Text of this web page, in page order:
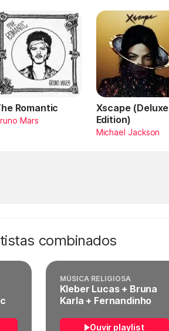
Romantic
Mars
Xscape (Deluxe
Edition)
Michael Jackson
combinados
MÚSICA RELIGIOSA
Kleber Lucas + Bruna
Karla + Fernandinho
Ouvir playlist